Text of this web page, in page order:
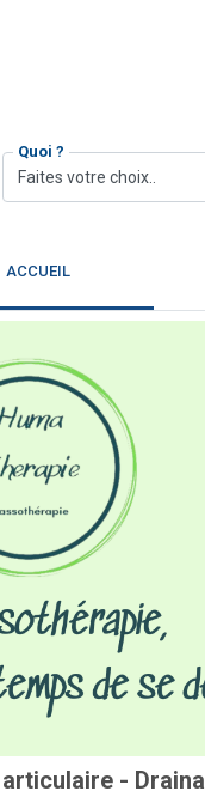
Quoi ?
Faites votre choix..
ACCUEIL
-